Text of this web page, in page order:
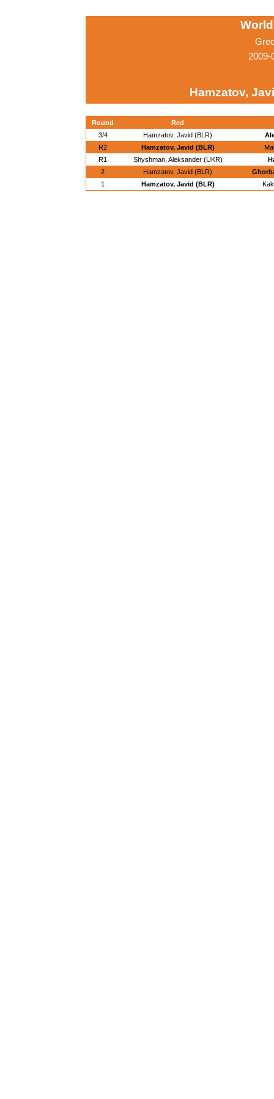
2009-
Hamzatov,
Round
Red
3/4
Hamzatov, Javid (BLR)
R2
Hamzatov, Javid (BLR)
R1
Shyshman, Aleksander (UKR)
2
Hamzatov, Javid (BLR)
1
Hamzatov, Javid (BLR)